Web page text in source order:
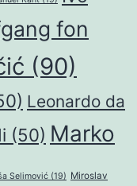
fon
(90)
Leonardo da
(50) Marko
Selimović (19) Miroslav